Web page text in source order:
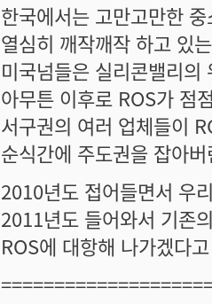
한국에서는 고만고만한
열심히 깨작깨작 하고 있
미국넘들은 실리콘밸리
아무튼 이후로 ROS가 점
서구권의 여러 업체들이
순식간에 주도권을 잡아
2010년도 접어들면서 우
2011년도 들어와서 기존
ROS에 대항해 나가겠다